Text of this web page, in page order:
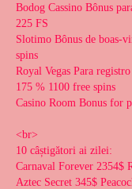
Bodog Cassino Bônus
225 FS
Slotimo Bônus de boas-
spins
Royal Vegas Para
175 % 1100 free spins
Casino Room Bonus for
<br>
10 câștigători ai zilei:
Carnaval Forever 2354$
Aztec Secret 345$